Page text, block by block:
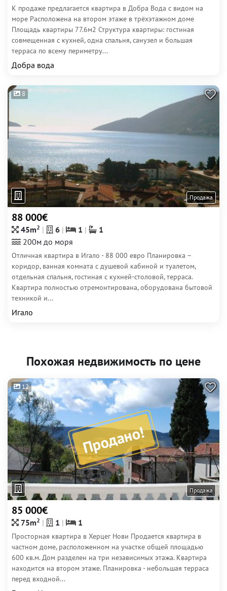
К продаже предлагается квартира в Добра Вода с видом на
море Расположена на втором этаже в трёхэтажном доме
Площадь квартиры 77.6м2 Структура квартиры: гостиная
совмещенная с кухней, одна спальня, санузел и большая
терраса по всему периметру...
Добра вода
8
Продажа
88 000€
45m2 6 1
1
200м до моря
Отличная квартира в Игало - 88 000 евро Планировка –
коридор, ванная комната с душевой кабиной и туалетом,
отдельная спальня, гостиная с кухней-столовой, терраса.
Квартира полностью отремонтирована, оборудована бытовой
техникой и...
Игало
Похожая недвижимость по цене
Продано!
12
Продажа
85 000€
75m2 1 1
Просторная квартира в Херцег Нови Продается квартира в
частном доме, расположенном на участке общей площадью
600 кв.м. Дом разделен на три независимых этажа. Квартира
находится на втором этаже. Планировка - небольшая терраса
перед входной...